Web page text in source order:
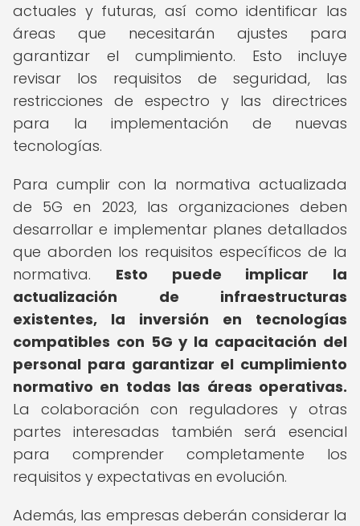
actuales y futuras, así como identificar las
áreas que necesitarán ajustes para
garantizar el cumplimiento. Esto incluye
revisar los requisitos de seguridad, las
restricciones de espectro y las directrices
para la implementación de nuevas
tecnologías.
Para cumplir con la normativa actualizada
de 5G en 2023, las organizaciones deben
desarrollar e implementar planes detallados
que aborden los requisitos específicos de la
normativa. Esto puede implicar la
actualización de infraestructuras
existentes, la inversión en tecnologías
compatibles con 5G y la capacitación del
personal para garantizar el cumplimiento
normativo en todas las áreas operativas.
La colaboración con reguladores y otras
partes interesadas también será esencial
para comprender completamente los
requisitos y expectativas en evolución.
Además, las empresas deberán considerar la